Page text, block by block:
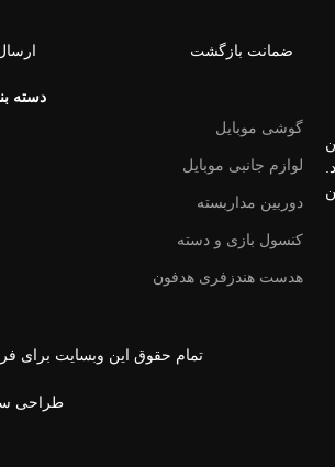
ضمانت بازگشت
دسته
گوشی موبایل
لوازم جانبی موبایل
دوربین مداربسته
کنسول بازی و دسته
هدست هندزفری هدفون
تمام حقوق این وبسایت برای
طراحی